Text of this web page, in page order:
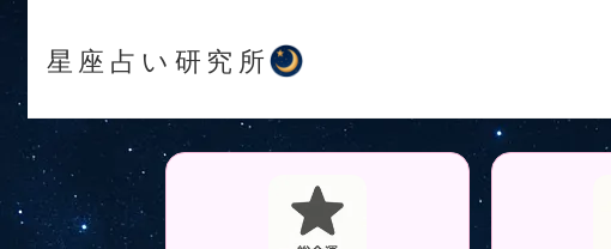
星座占い研究所